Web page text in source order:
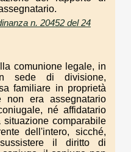
n. 20452 del 24
comunione legale, in
sede di divisione,
familiare in proprietà
era assegnatario
né affidatario
comparabile
dell'intero, sicché,
il diritto di